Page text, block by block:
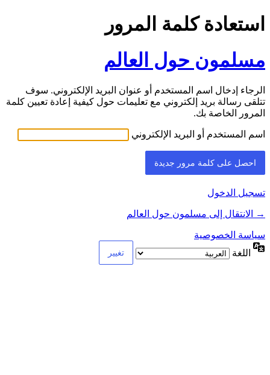
استعادة كلمة المرور
مسلمون حول العالم
الرجاء إدخال اسم المستخدم أو عنوان البريد الإلكتروني. سوف
تتلقى رسالة بريد إلكتروني مع تعليمات حول كيفية إعادة تعيين كلمة
المرور الخاصة بك.
اسم المستخدم أو البريد الإلكتروني
تسجيل الدخول
→ الانتقال إلى مسلمون حول العالم
سياسة الخصوصية
اللغة